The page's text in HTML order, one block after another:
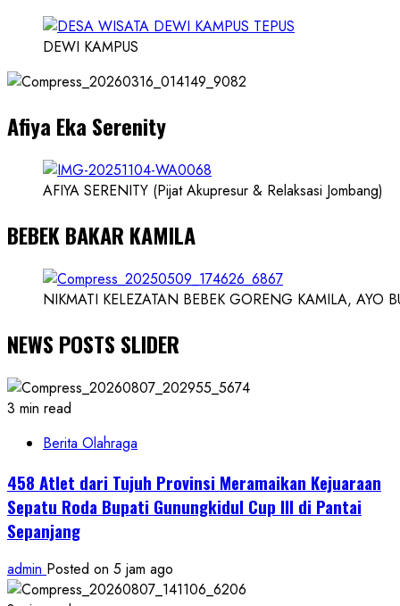
Konsep
Karnus
Dokter
Ilmuwan
DEWI KAMPUS
Afiya Eka Serenity
AFIYA SERENITY (Pijat Akupresur & Relaksasi Jombang)
BEBEK BAKAR KAMILA
NIKMATI KELEZATAN BEBEK GORENG KAMILA, AYO
NEWS POSTS SLIDER
3 min read
Berita Olahraga
458 Atlet dari Tujuh Provinsi Meramaikan Kejuaraan
Sepatu Roda Bupati Gunungkidul Cup III di Pantai
Sepanjang
admin Posted on 5 jam ago